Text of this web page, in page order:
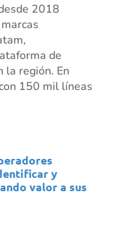
2018
de
la región. En
150 mil líneas
y
valor a sus